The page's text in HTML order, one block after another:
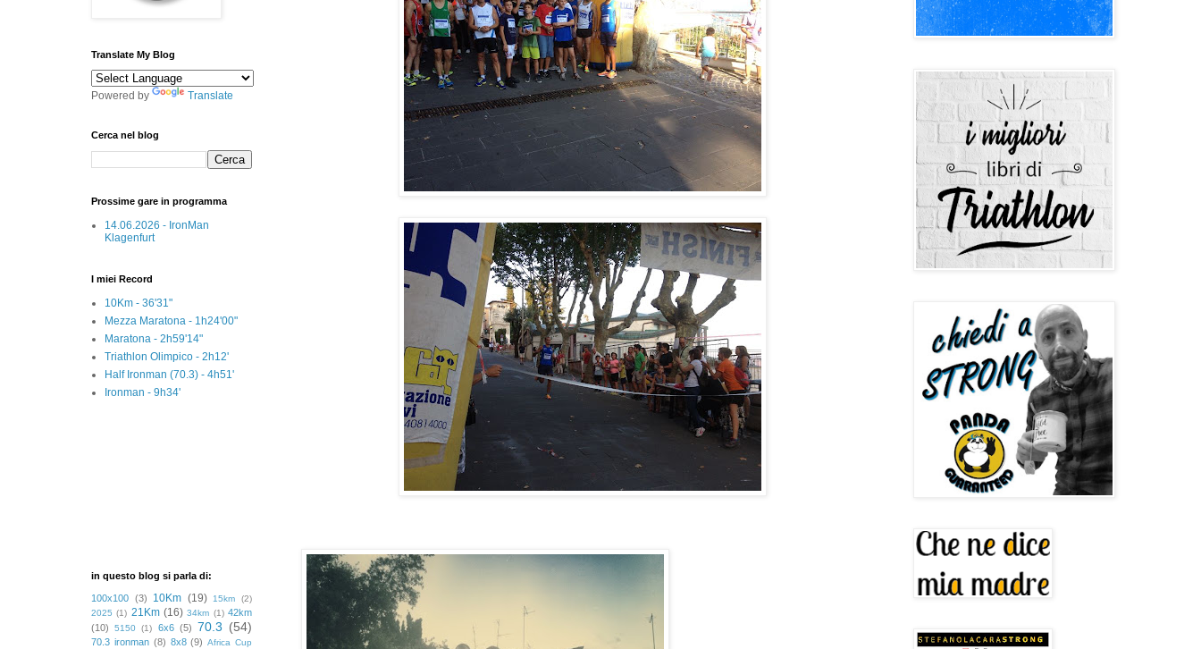
Translate My Blog
Powered by Translate
Cerca nel blog
Prossime gare in programma
14.06.2026 - IronMan
Klagenfurt
I miei Record
10Km - 36'31"
Mezza Maratona - 1h24'00"
Maratona - 2h59'14"
Triathlon Olimpico - 2h12'
Half Ironman (70.3) - 4h51'
Ironman - 9h34'
in questo blog si parla di:
100x100 (3) 10Km (19) 15km
(2)
2025 (1) 21Km (16) 34km (1) 42km
(10)
5150 (1) 6x6 (5) 70.3 (54)
70.3 ironman (8) 8x8 (9) Africa Cup